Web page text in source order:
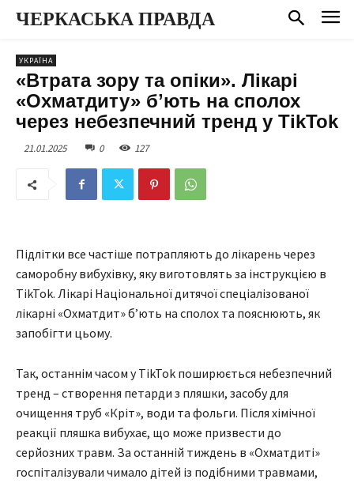
ЧЕРКАСЬКА ПРАВДА
УКРАЇНА
«Втрата зору та опіки». Лікарі
«Охматдиту» бʼють на сполох
через небезпечний тренд у TikTok
21.01.2025 0 127
Підлітки все частіше потрапляють до лікарень через
саморобну вибухівку, яку виготовлять за інструкцією в
TikTok. Лікарі Національної дитячої спеціалізованої
лікарні «Охматдит» бʼють на сполох та пояснюють, як
запобігти цьому.
Так, останнім часом у TikTok поширюється небезпечний
тренд – створення петарди з пляшки, засобу для
очищення труб «Кріт», води та фольги. Після хімічної
реакції пляшка вибухає, що може призвести до
серйозних травм. За останній тиждень в «Охматдиті»
госпіталізували чимало дітей із подібними травмами,